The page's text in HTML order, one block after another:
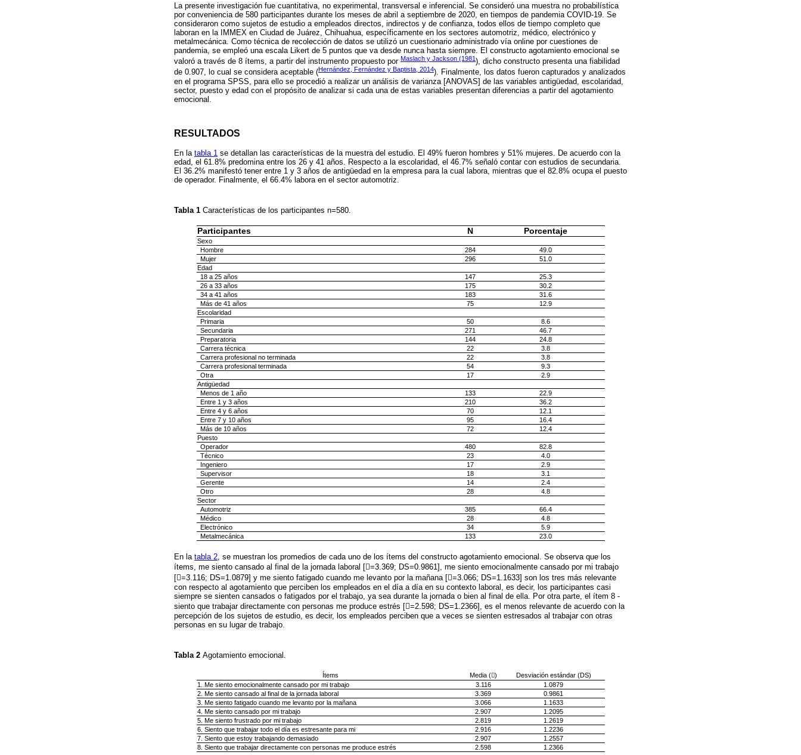
La presente investigación fue cuantitativa, no experimental, transversal e inferencial. Se consideró una muestra no probabilística
por conveniencia de 580 participantes durante los meses de abril a septiembre de 2020, en tiempos de pandemia COVID-19. Se
consideraron como sujetos de estudio a empleados directos, indirectos y de confianza, todos ellos de tiempo completo que
laboran en la IMMEX en Ciudad de Juárez, Chihuahua, específicamente en los sectores automotriz, médico, electrónico y
metalmecánica. Como técnica de recolección de datos se utilizó un cuestionario administrado vía online por cuestiones de
pandemia, se empleó una escala Likert de 5 puntos que va desde nunca hasta siempre. El constructo agotamiento emocional se
valoró a través de 8 ítems, a partir del instrumento propuesto por Maslach y Jackson (1981), dicho constructo presenta una fiabilidad
de 0.907, lo cual se considera aceptable (Hernández, Fernández y Baptista, 2014). Finalmente, los datos fueron capturados y analizados
en el programa SPSS, para ello se procedió a realizar un análisis de varianza [ANOVAS] de las variables antigüedad, escolaridad,
sector, puesto y edad con el propósito de analizar si cada una de estas variables presentan diferencias a partir del agotamiento
emocional.
RESULTADOS
En la tabla 1 se detallan las características de la muestra del estudio. El 49% fueron hombres y 51% mujeres. De acuerdo con la
edad, el 61.8% predomina entre los 26 y 41 años. Respecto a la escolaridad, el 46.7% señaló contar con estudios de secundaria.
El 36.2% manifestó tener entre 1 y 3 años de antigüedad en la empresa para la cual labora, mientras que el 82.8% ocupa el puesto
de operador. Finalmente, el 66.4% labora en el sector automotriz.
Tabla 1 Características de los participantes n=580.
Participantes N Porcentaje
Sexo
Hombre
284
49.0
Mujer
296
51.0
Edad
18 a 25 años
147
25.3
26 a 33 años
175
30.2
34 a 41 años
183
31.6
Más de 41 años
75
12.9
Escolaridad
Primaria
50
8.6
Secundaria
271
46.7
Preparatoria
144
24.8
Carrera técnica
22
3.8
Carrera profesional no terminada
22
3.8
Carrera profesional terminada
54
9.3
Otra
17
2.9
Antigüedad
Menos de 1 año
133
22.9
Entre 1 y 3 años
210
36.2
Entre 4 y 6 años
70
12.1
Entre 7 y 10 años
95
16.4
Más de 10 años
72
12.4
Puesto
Operador
480
82.8
Técnico
23
4.0
Ingeniero
17
2.9
Supervisor
18
3.1
Gerente
14
2.4
Otro
28
4.8
Sector
Automotriz
385
66.4
Médico
28
4.8
Electrónico
34
5.9
Metalmecánica
133 23.0
En la tabla 2 , se muestran los promedios de cada uno de los ítems del constructo agotamiento emocional. Se observa que los
ítems, me siento cansado al final de la jornada laboral [=3.369; DS=0.9861], me siento emocionalmente cansado por mi trabajo
[=3.116; DS=1.0879] y me siento fatigado cuando me levanto por la mañana [=3.066; DS=1.1633] son los tres más relevante
con respecto al agotamiento que perciben los empleados en el día a día en su contexto laboral, es decir, los participantes casi
siempre se sienten cansados o fatigados por el trabajo, ya sea durante la jornada o bien al final de ella. Por otra parte, el ítem 8 -
siento que trabajar directamente con personas me produce estrés [=2.598; DS=1.2366], es el menos relevante de acuerdo con la
percepción de los sujetos de estudio, es decir, los empleados perciben que a veces se sienten estresados al trabajar con otras
personas en su lugar de trabajo.
Tabla 2 Agotamiento emocional.
Ítems Media ()
Desviación estándar (DS)
1. Me siento emocionalmente cansado por mi trabajo
3.116
1.0879
2. Me siento cansado al final de la jornada laboral
3.369
0.9861
3. Me siento fatigado cuando me levanto por la mañana
3.066
1.1633
4. Me siento cansado por mi trabajo
2.907
1.2095
5. Me siento frustrado por mi trabajo
2.819
1.2619
6. Siento que trabajar todo el día es estresante para mi
2.916
1.2236
7. Siento que estoy trabajando demasiado
2.907
1.2557
8. Siento que trabajar directamente con personas me produce estrés
2.598 1.2366